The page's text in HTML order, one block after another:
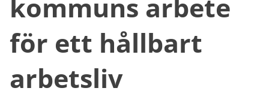
kommuns arbete
för ett hållbart
arbetsliv